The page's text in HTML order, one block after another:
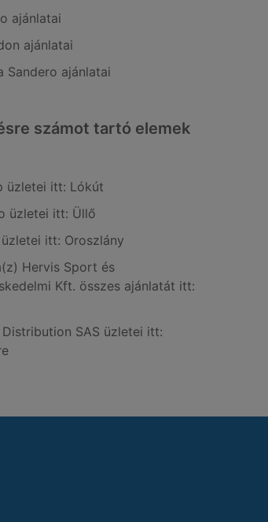
ajánlatai
ajánlatai
Sandero ajánlatai
számot tartó elemek
üzletei itt: Lókút
üzletei itt: Üllő
itt: Oroszlány
Hervis Sport és
Kft. összes ajánlatát itt:
SAS üzletei itt: